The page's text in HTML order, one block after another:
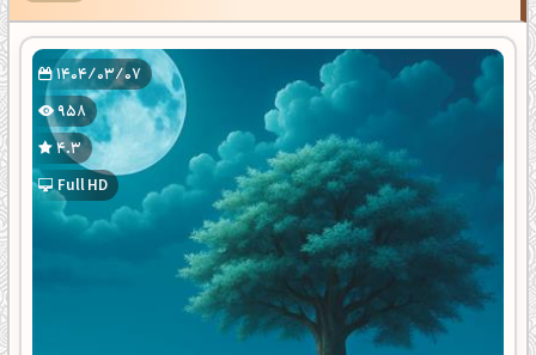
1404/03/07
958
4.3
Full HD